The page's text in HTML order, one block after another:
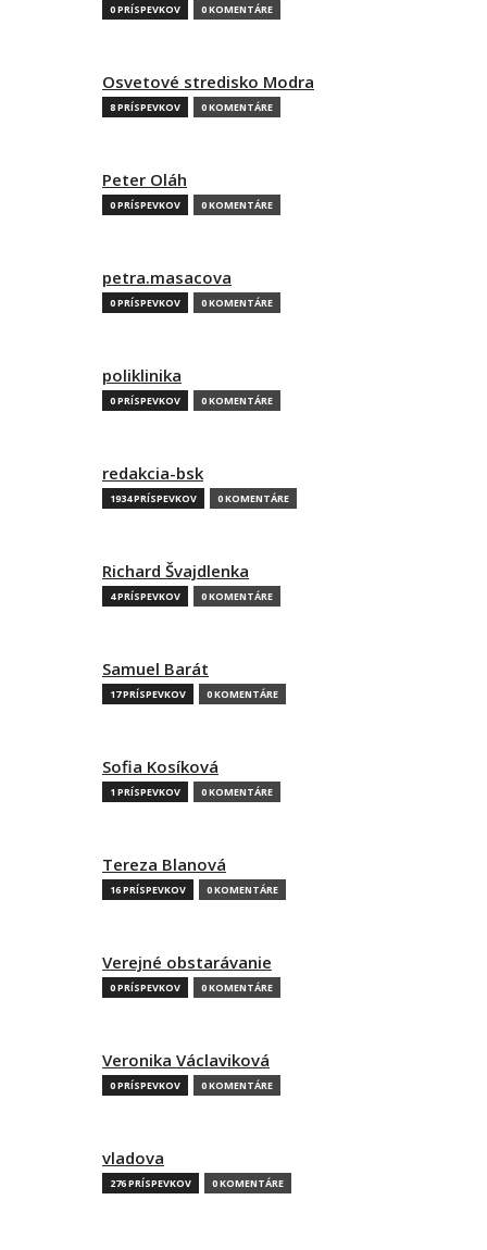
0 PRÍSPEVKOV 0 KOMENTÁRE
Osvetové stredisko Modra
8 PRÍSPEVKOV 0 KOMENTÁRE
Peter Oláh
0 PRÍSPEVKOV 0 KOMENTÁRE
petra.masacova
0 PRÍSPEVKOV 0 KOMENTÁRE
poliklinika
0 PRÍSPEVKOV 0 KOMENTÁRE
redakcia-bsk
1934 PRÍSPEVKOV 0 KOMENTÁRE
Richard Švajdlenka
4 PRÍSPEVKOV 0 KOMENTÁRE
Samuel Barát
17 PRÍSPEVKOV 0 KOMENTÁRE
Sofia Kosíková
1 PRÍSPEVKOV 0 KOMENTÁRE
Tereza Blanová
16 PRÍSPEVKOV 0 KOMENTÁRE
Verejné obstarávanie
0 PRÍSPEVKOV 0 KOMENTÁRE
Veronika Václaviková
0 PRÍSPEVKOV 0 KOMENTÁRE
vladova
276 PRÍSPEVKOV 0 KOMENTÁRE